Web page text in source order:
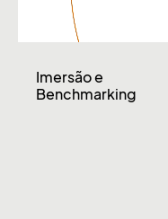
Imersão e
Benchmarking